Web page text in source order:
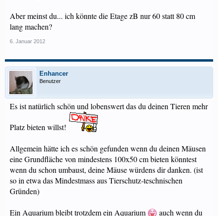
Aber meinst du... ich könnte die Etage zB nur 60 statt 80 cm
lang machen?
6. Januar 2012
Enhancer
Benutzer
Es ist natürlich schön und lobenswert das du deinen Tieren mehr
Platz bieten willst!
Allgemein hätte ich es schön gefunden wenn du deinen Mäusen
eine Grundfläche von mindestens 100x50 cm bieten könntest
wenn du schon umbaust, deine Mäuse würdens dir danken. (ist
so in etwa das Mindestmass aus Tierschutz-teschnischen
Gründen)
Ein Aquarium bleibt trotzdem ein Aquarium
auch wenn du